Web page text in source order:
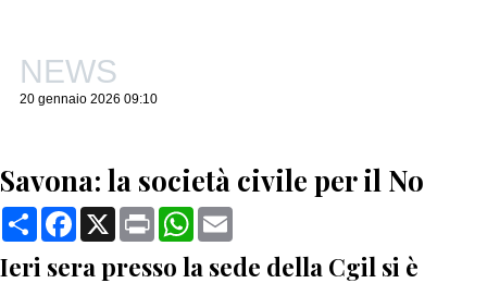
NEWS
20 gennaio 2026 09:10
Savona: la società civile per il No
CondividiFacebook
X Print WhatsApp
Ieri sera presso la sede della Cgil si è